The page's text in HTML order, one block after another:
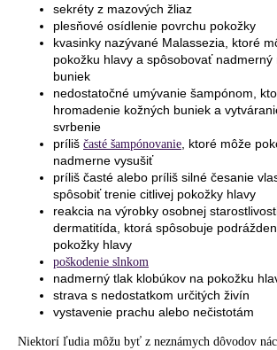
sekréty z mazových žliaz
plesňové osídlenie povrchu pokožky
kvasinky nazývané Malassezia, ktoré
pokožku hlavy a spôsobovať nadmerný
buniek
nedostatočné umývanie šampónom,
hromadenie kožných buniek a
svrbenie
príliš časté šampónovanie , ktoré môže
nadmerne vysušiť
príliš časté alebo príliš silné česanie
spôsobiť trenie citlivej pokožky hlavy
reakcia na výrobky osobnej
dermatitída, ktorá spôsobuje
pokožky hlavy
poškodenie slnkom
nadmerný tlak klobúkov na pokožku
strava s nedostatkom určitých živín
vystavenie prachu alebo nečistotám
Niektorí ľudia môžu byť z neznámych dôvodov